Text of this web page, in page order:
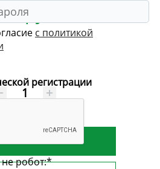
руб.
с политикой
регистрации
робот:*